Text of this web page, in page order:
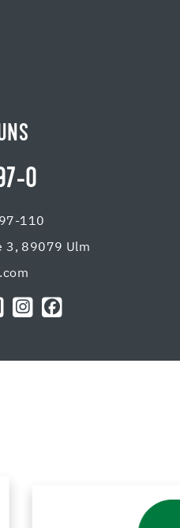
0
110
3, 89079 Ulm